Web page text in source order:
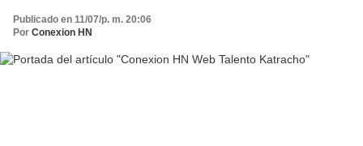
Publicado en 11/07/p. m. 20:06
Por Conexion HN